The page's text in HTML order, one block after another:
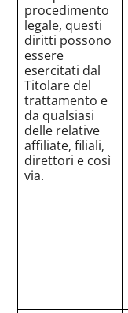
procedimento
legale, questi
diritti possono
essere
esercitati dal
Titolare del
trattamento e
da qualsiasi
delle relative
affiliate, filiali,
direttori e così
via.